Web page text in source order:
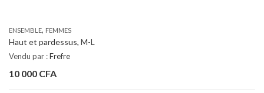
ENSEMBLE, FEMMES
Haut et pardessus, M-L
Vendu par :Frefre
10 000 CFA